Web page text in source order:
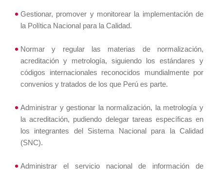
Gestionar, promover y monitorear la implementación de
la Política Nacional para la Calidad.
Normar y regular las materias de normalización,
acreditación y metrología, siguiendo los estándares y
códigos internacionales reconocidos mundialmente por
convenios y tratados de los que Perú es parte.
Administrar y gestionar la normalización, la metrología y
la acreditación, pudiendo delegar tareas específicas en
los integrantes del Sistema Nacional para la Calidad
(SNC).
Administrar el servicio nacional de información de